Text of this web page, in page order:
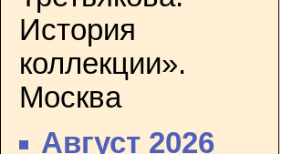
История
коллекции».
Москва
Август 2026